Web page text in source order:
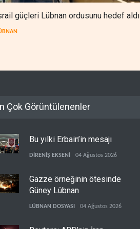
güçleri Lübnan ordusunu hedef aldı
Çok Görüntülenenler
Bu yılki Erbain’in mesajı
DİRENİŞ EKSENİ 04 Ağustos 2026
Gazze örneğinin ötesinde
Güney Lübnan
LÜBNAN DOSYASI 04 Ağustos 2026